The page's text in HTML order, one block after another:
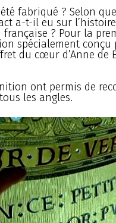
fabriqué ? Selon
a-t-il eu sur
? Pour la
spécialement conçu
du cœur d’Anne de
ont permis de
les angles.